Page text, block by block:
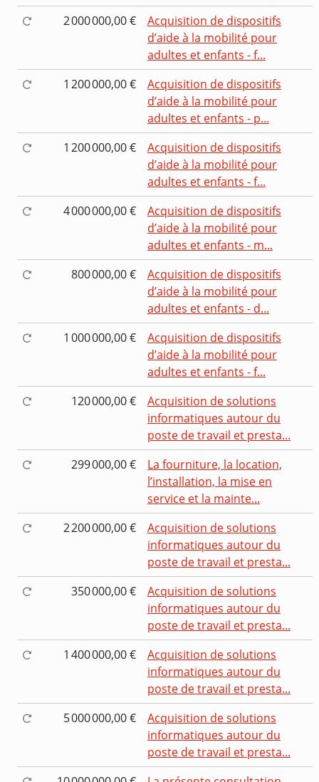
2 000 000,00 €
Acquisition de dispositifs
d’aide à la mobilité pour
adultes et enfants - f...
1 200 000,00 €
Acquisition de dispositifs
d’aide à la mobilité pour
adultes et enfants - p...
1 200 000,00 €
Acquisition de dispositifs
d’aide à la mobilité pour
adultes et enfants - f...
4 000 000,00 €
Acquisition de dispositifs
d’aide à la mobilité pour
adultes et enfants - m...
800 000,00 €
Acquisition de dispositifs
d’aide à la mobilité pour
adultes et enfants - d...
1 000 000,00 €
Acquisition de dispositifs
d’aide à la mobilité pour
adultes et enfants - f...
120 000,00 €
Acquisition de solutions
informatiques autour du
poste de travail et presta...
299 000,00 €
La fourniture, la location,
l’installation, la mise en
service et la mainte...
2 200 000,00 €
Acquisition de solutions
informatiques autour du
poste de travail et presta...
350 000,00 €
Acquisition de solutions
informatiques autour du
poste de travail et presta...
1 400 000,00 €
Acquisition de solutions
informatiques autour du
poste de travail et presta...
5 000 000,00 €
Acquisition de solutions
informatiques autour du
poste de travail et presta...